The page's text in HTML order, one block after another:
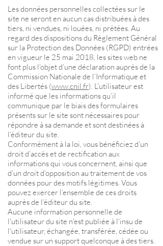
Les données personnelles collectées sur le
site ne seront en aucun cas distribuées à des
tiers, ni vendues, ni louées, ni prêtées. Au
regard des dispositions du Règlement Général
sur la Protection des Données (RGPD) entrées
en vigueur le 25 mai 2018, les sites web ne
font plus l’objet d’une déclaration auprès de la
Commission Nationale de l’Informatique et
des Libertés (www.cnil.fr). L’utilisateur est
informé que les informations qu’il
communique par le biais des formulaires
présents sur le site sont nécessaires pour
répondre à sa demande et sont destinées à
l’éditeur du site.
Conformément à la loi, vous bénéficiez d’un
droit d’accès et de rectification aux
informations qui vous concernent, ainsi que
d’un droit d’opposition au traitement de vos
données pour des motifs légitimes. Vous
pouvez exercer l’ensemble de ces droits
auprès de l’éditeur du site.
Aucune information personnelle de
l'utilisateur du site n'est publiée à l'insu de
l'utilisateur, échangée, transférée, cédée ou
vendue sur un support quelconque à des tiers.